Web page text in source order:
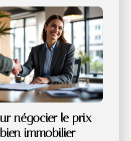
négocier le prix
immobilier